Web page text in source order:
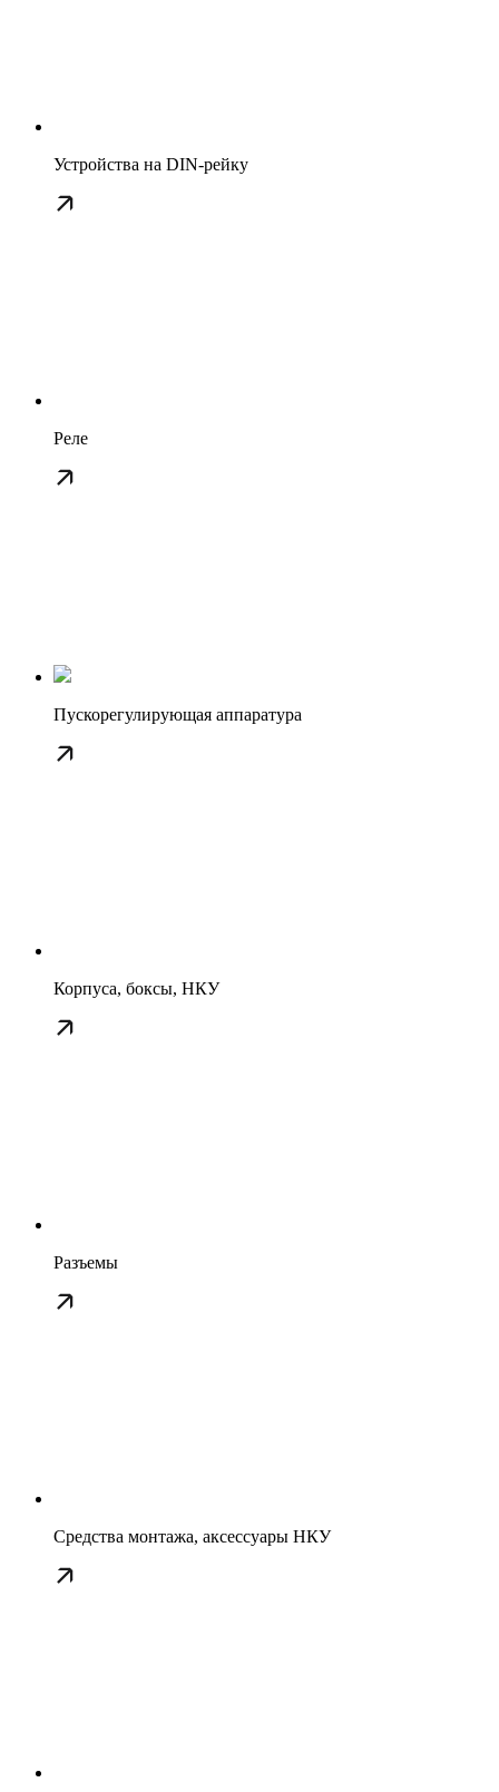
Устройства на DIN-рейку
Реле
Пускорегулирующая аппаратура
Корпуса, боксы, НКУ
Разъемы
Средства монтажа, аксессуары НКУ